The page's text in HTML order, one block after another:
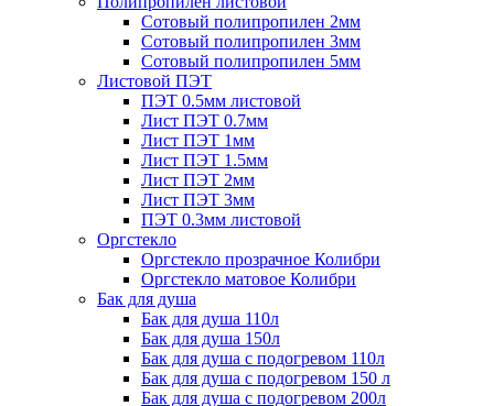
Сотовый полипропилен 2мм
Сотовый полипропилен 3мм
Сотовый полипропилен 5мм
Листовой ПЭТ
ПЭТ 0.5мм листовой
Лист ПЭТ 0.7мм
Лист ПЭТ 1мм
Лист ПЭТ 1.5мм
Лист ПЭТ 2мм
Лист ПЭТ 3мм
ПЭТ 0.3мм листовой
Оргстекло
Оргстекло прозрачное Колибри
Оргстекло матовое Колибри
Бак для душа
Бак для душа 110л
Бак для душа 150л
Бак для душа с подогревом 110л
Бак для душа с подогревом 150 л
Бак для душа с подогревом 200л